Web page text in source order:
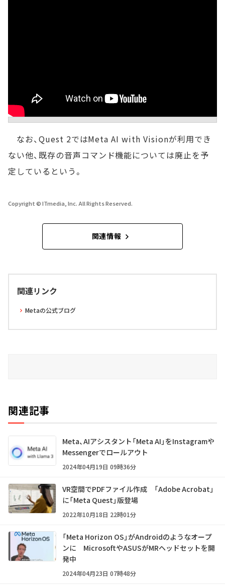
なお、Quest 2ではMeta AI with Visionが利用でき
ない他、既存の音声コマンド機能については廃止を予
定しているという。
Copyright © ITmedia, Inc. All Rights Reserved.
関連情報
関連リンク
Metaの公式ブログ
関連記事
Meta、AIアシスタント「Meta AI」をInstagramや
Messengerでロールアウト
2024年04月19日 09時36分
VR空間でPDFファイル作成 「Adobe Acrobat」
に「Meta Quest」版登場
2022年10月18日 22時01分
「Meta Horizon OS」がAndroidのようなオープ
ンに MicrosoftやASUSがMRヘッドセットを開
発中
2024年04月23日 07時48分